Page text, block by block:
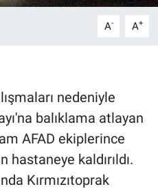
A- A+
nedeniyle
balıklama atlayan
AFAD ekiplerince
hastaneye kaldırıldı.
Kırmızıtoprak